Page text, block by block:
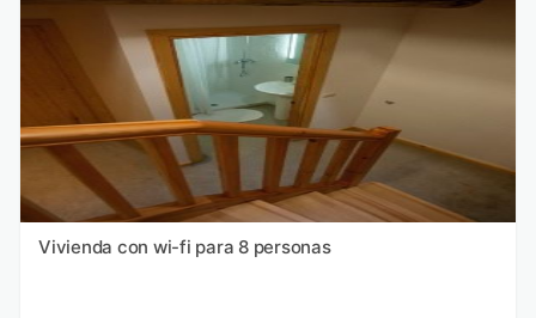
Vivienda con wi-fi para 8 personas